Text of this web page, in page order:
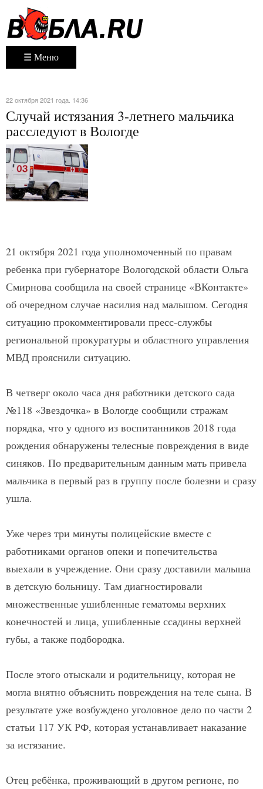
☰ Меню
22 октября 2021 года. 14:36
Случай истязания 3-летнего мальчика
расследуют в Вологде
21 октября 2021 года уполномоченный по правам
ребенка при губернаторе Вологодской области Ольга
Смирнова сообщила на своей странице «ВКонтакте»
об очередном случае насилия над малышом. Сегодня
ситуацию прокомментировали пресс-службы
региональной прокуратуры и областного управления
МВД прояснили ситуацию.
В четверг около часа дня работники детского сада
№118 «Звездочка» в Вологде сообщили стражам
порядка, что у одного из воспитанников 2018 года
рождения обнаружены телесные повреждения в виде
синяков. По предварительным данным мать привела
мальчика в первый раз в группу после болезни и сразу
ушла.
Уже через три минуты полицейские вместе с
работниками органов опеки и попечительства
выехали в учреждение. Они сразу доставили малыша
в детскую больницу. Там диагностировали
множественные ушибленные гематомы верхних
конечностей и лица, ушибленные ссадины верхней
губы, а также подбородка.
После этого отыскали и родительницу, которая не
могла внятно объяснить повреждения на теле сына. В
результате уже возбуждено уголовное дело по части 2
статьи 117 УК РФ, которая устанавливает наказание
за истязание.
Отец ребёнка, проживающий в другом регионе, по